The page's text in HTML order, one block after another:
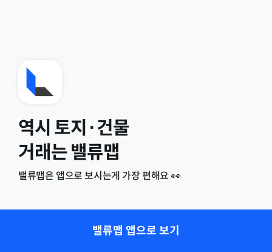
역시 토지·건물
거래는 밸류맵
밸류맵은 앱으로 보시는게 가장 편해요 👀
밸류맵 앱으로 보기